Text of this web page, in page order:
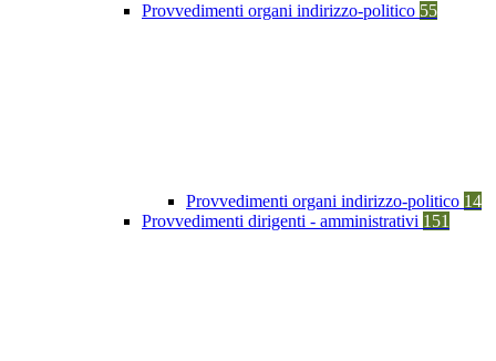
Provvedimenti organi indirizzo-politico 55
Provvedimenti organi indirizzo-politico 14
Provvedimenti dirigenti - amministrativi 151